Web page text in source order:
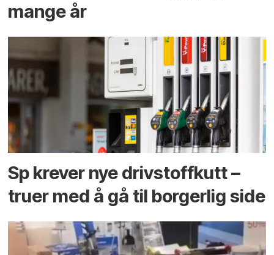
mange år
Sp krever nye drivstoffkutt –
truer med å gå til borgerlig side